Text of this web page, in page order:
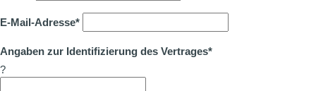
E-Mail-Adresse*
Angaben zur Identifizierung des Vertrages*
?